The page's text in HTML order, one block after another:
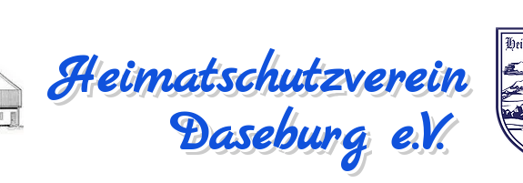
Heimatschutzverein
Daseburg e.V.